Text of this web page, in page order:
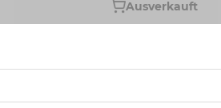
Ausverkauft